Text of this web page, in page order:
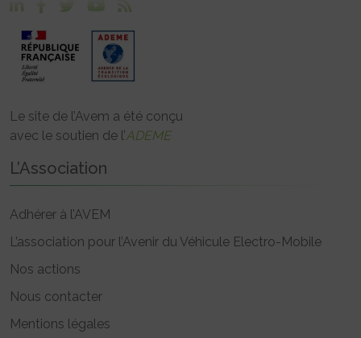
Le site de l’Avem a été conçu
avec le soutien de l’ADEME
L’Association
Adhérer à l’AVEM
L’association pour l’Avenir du Véhicule Electro-Mobile
Nos actions
Nous contacter
Mentions légales